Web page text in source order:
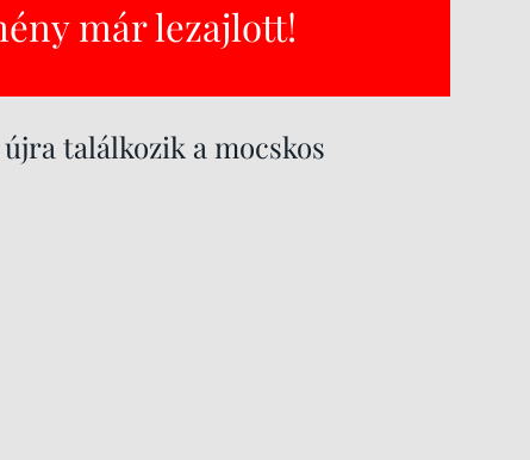
már lezajlott!
találkozik a mocskos